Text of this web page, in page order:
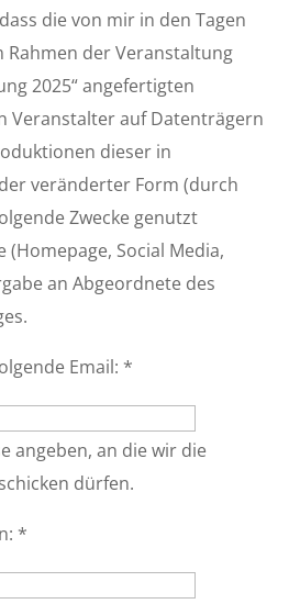
die von mir in den Tagen
Rahmen der Veranstaltung
2025“ angefertigten
Veranstalter auf Datenträgern
dieser in
veränderter Form (durch
Zwecke genutzt
(Homepage, Social Media,
an Abgeordnete des
Email: *
angeben, an die wir die
dürfen.
*